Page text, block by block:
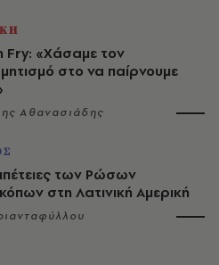
Fry: «Χάσαμε τον
στο να παίρνουμε
Αθανασιάδης
των Ρώσων
στη Λατινική Αμερική